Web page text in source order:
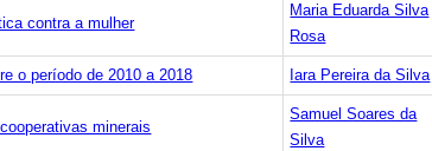
contra a mulher
Maria Eduarda Silva
Rosa
o período de 2010 a 2018 Iara Pereira da Silva
minerais
Samuel Soares da
Silva